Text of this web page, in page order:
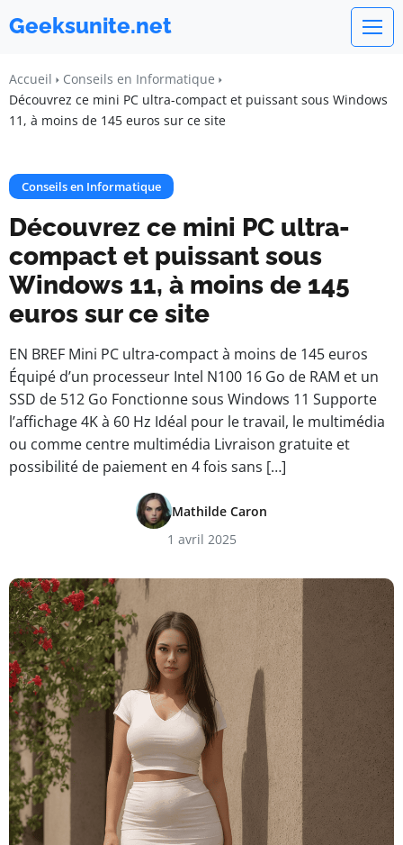
Geeksunite.net
Accueil
Conseils en Informatique
Découvrez ce mini PC ultra-compact et puissant sous Windows
11, à moins de 145 euros sur ce site
Conseils en Informatique
Découvrez ce mini PC ultra-
compact et puissant sous
Windows 11, à moins de 145
euros sur ce site
EN BREF Mini PC ultra-compact à moins de 145 euros
Équipé d’un processeur Intel N100 16 Go de RAM et un
SSD de 512 Go Fonctionne sous Windows 11 Supporte
l’affichage 4K à 60 Hz Idéal pour le travail, le multimédia
ou comme centre multimédia Livraison gratuite et
possibilité de paiement en 4 fois sans […]
Mathilde Caron
1 avril 2025